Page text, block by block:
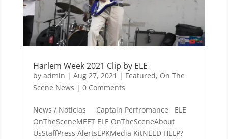
Harlem Week 2021 Clip by ELE
by admin | Aug 27, 2021 | Featured, On The
Scene News | 0 Comments
News / Noticias Captain Perfromance ELE
OnTheSceneMEET ELE OnTheSceneAbout
UsStaffPress AlertsEPKMedia KitNEED HELP?